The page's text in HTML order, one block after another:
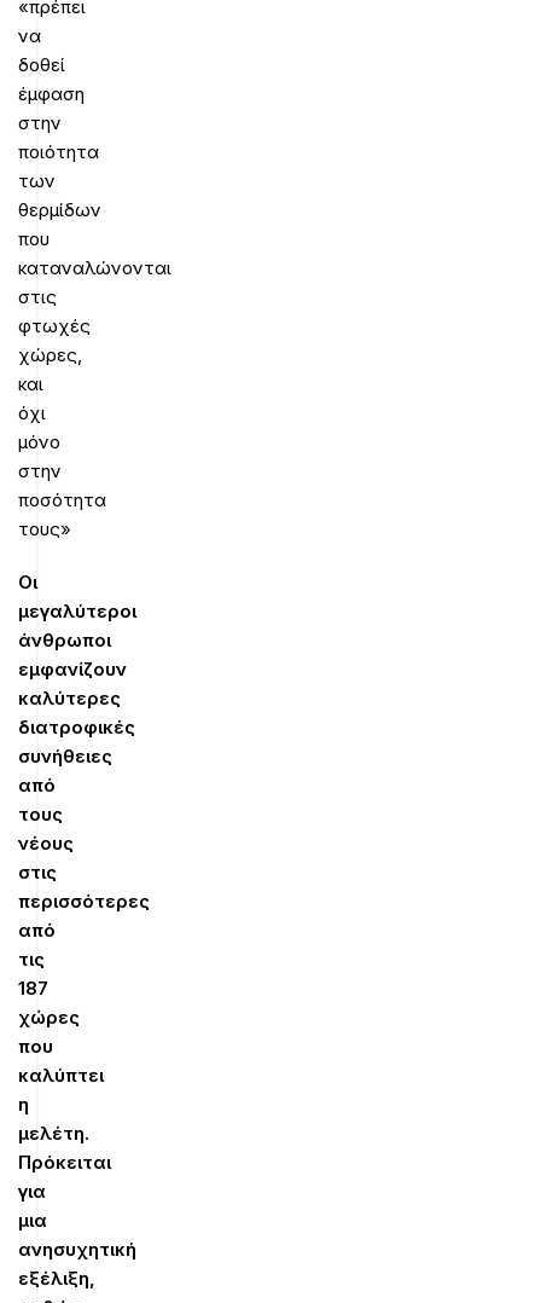
«πρέπει
να
δοθεί
έμφαση
στην
ποιότητα
των
θερμίδων
που
καταναλώνονται
στις
φτωχές
χώρες,
και
όχι
μόνο
στην
ποσότητα
τους»
Οι
μεγαλύτεροι
άνθρωποι
εμφανίζουν
καλύτερες
διατροφικές
συνήθειες
από
τους
νέους
στις
περισσότερες
από
τις
187
χώρες
που
καλύπτει
η
μελέτη.
Πρόκειται
για
μια
ανησυχητική
εξέλιξη,